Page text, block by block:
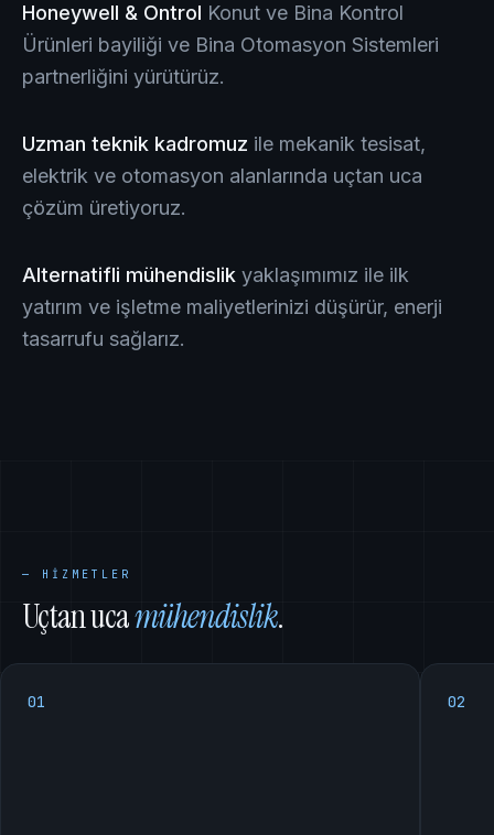
Honeywell & Ontrol Konut ve Bina Kontrol
Ürünleri bayiliği ve Bina Otomasyon Sistemleri
partnerliğini yürütürüz.
Uzman teknik kadromuz ile mekanik tesisat,
elektrik ve otomasyon alanlarında uçtan uca
çözüm üretiyoruz.
Alternatifli mühendislik yaklaşımımız ile ilk
yatırım ve işletme maliyetlerinizi düşürür, enerji
tasarrufu sağlarız.
— HİZMETLER
Uçtan ucamühendislik.
01 02